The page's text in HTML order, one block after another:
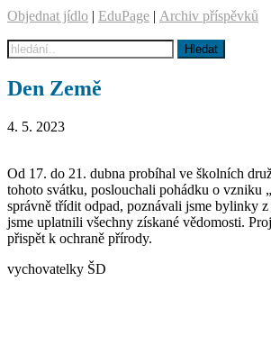
Objednat jídlo | EduPage | Archiv příspěvků
Den Země
4. 5. 2023
Od 17. do 21. dubna probíhal ve školních
tohoto svátku, poslouchali pohádku o vzniku
správně třídit odpad, poznávali jsme bylinky
jsme uplatnili všechny získané vědomosti.
přispět k ochraně přírody.
vychovatelky ŠD